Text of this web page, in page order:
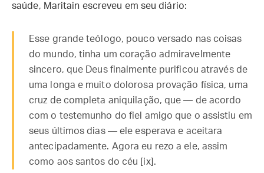
saúde, Maritain escreveu em seu diário:
Esse grande teólogo, pouco versado nas coisas
do mundo, tinha um coração admiravelmente
sincero, que Deus finalmente purificou através de
uma longa e muito dolorosa provação física, uma
cruz de completa aniquilação, que — de acordo
com o testemunho do fiel amigo que o assistiu em
seus últimos dias — ele esperava e aceitara
antecipadamente. Agora eu rezo a ele, assim
como aos santos do céu [ix].